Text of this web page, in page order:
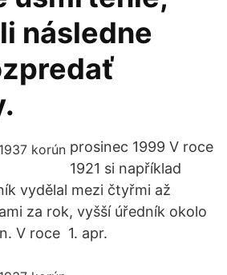
následne
prosinec 1999 V roce
1921 si například
vydělal mezi čtyřmi až
za rok, vyšší úředník okolo
V roce 1. apr.